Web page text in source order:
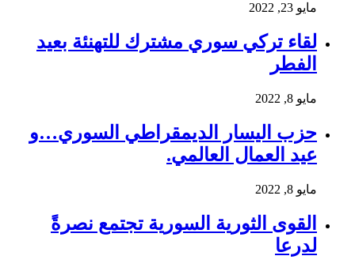
مايو 23, 2022
لقاء تركي سوري مشترك للتهنئة بعيد
الفطر
مايو 8, 2022
حزب اليسار الديمقراطي السوري…و
عيد العمال العالمي.
مايو 8, 2022
القوى الثورية السورية تجتمع نصرةً
لدرعا